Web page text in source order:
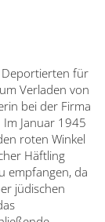
Deportierten für
Verladen von
bei der Firma
Januar 1945
roten Winkel
Häftling
empfangen, da
jüdischen